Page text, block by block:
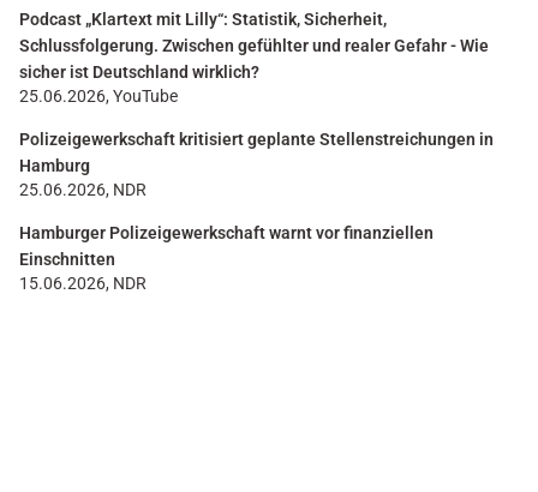
Podcast „Klartext mit Lilly“: Statistik, Sicherheit,
Schlussfolgerung. Zwischen gefühlter und realer Gefahr - Wie
sicher ist Deutschland wirklich?
25.06.2026, YouTube
Polizeigewerkschaft kritisiert geplante Stellenstreichungen in
Hamburg
25.06.2026, NDR
Hamburger Polizeigewerkschaft warnt vor finanziellen
Einschnitten
15.06.2026, NDR